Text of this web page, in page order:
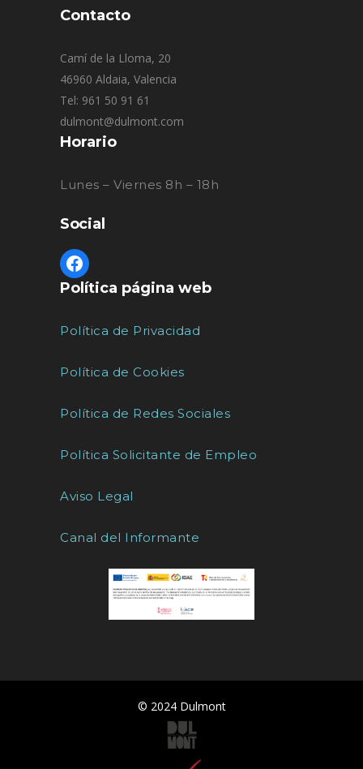
Contacto
Camí de la Lloma, 20
46960 Aldaia, Valencia
Tel: 961 50 91 61
dulmont@dulmont.com
Horario
Lunes – Viernes 8h – 18h
Social
Política página web
Política de Privacidad
Política de Cookies
Política de Redes Sociales
Política Solicitante de Empleo
Aviso Legal
Canal del Informante
© 2024 Dulmont